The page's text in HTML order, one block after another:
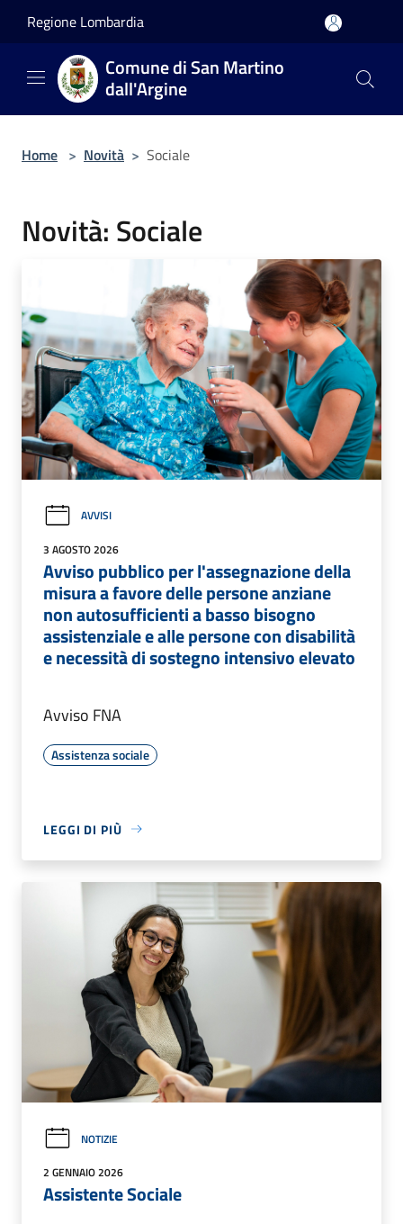
Regione Lombardia
Comune di San Martino
dall'Argine
Home > Novità > Sociale
Novità: Sociale
AVVISI
3 AGOSTO 2026
Avviso pubblico per l'assegnazione della
misura a favore delle persone anziane
non autosufficienti a basso bisogno
assistenziale e alle persone con disabilità
e necessità di sostegno intensivo elevato
Avviso FNA
Assistenza sociale
LEGGI DI PIÙ
NOTIZIE
2 GENNAIO 2026
Assistente Sociale